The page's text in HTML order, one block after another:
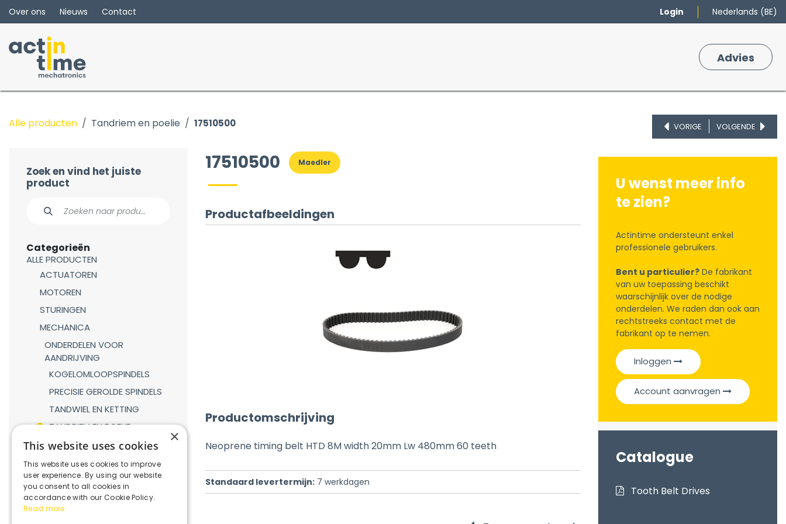
Overslaan naar inhoud
Over ons Nieuws Contact Login Nederlands (BE)
Adv​ies
Alle producten Tandriem en poelie 17510500 VORIGE VOLGENDE
Zoek en vind het juiste
product
Categorieën
ALLE PRODUCTEN
ACTUATOREN
MOTOREN
STURINGEN
MECHANICA
ONDERDELEN VOOR
AANDRIJVING
KOGELOMLOOPSPINDELS
PRECISIE GEROLDE SPINDELS
TANDWIEL EN KETTING
TANDRIEM EN POELIE
TANDHEUGEL EN TANDWIEL
LINEAIRE GELEIDINGEN
GASVEREN
KOPPELINGEN
REDUCTIEKASTEN
17510500 Maedler
Productafbeeldingen
Productomschrijving
Neoprene timing belt HTD 8M width 20mm Lw 480mm 60 teeth
Standaard levertermijn: 7 werkdagen
U wenst meer info
te zien?
Actintime ondersteunt enkel
professionele gebruikers.
Bent u particulier? De fabrikant
van uw toepassing beschikt
waarschijnlijk over de nodige
onderdelen. We raden dan ook aan
rechtstreeks contact met de
fabrikant op te nemen.
Inloggen
Account aanvragen
Catalogue
Tooth Belt Drives
×
This website uses cookies
This website uses cookies to improve
user experience. By using our website
you consent to all cookies in
accordance with our Cookie Policy.
Read more